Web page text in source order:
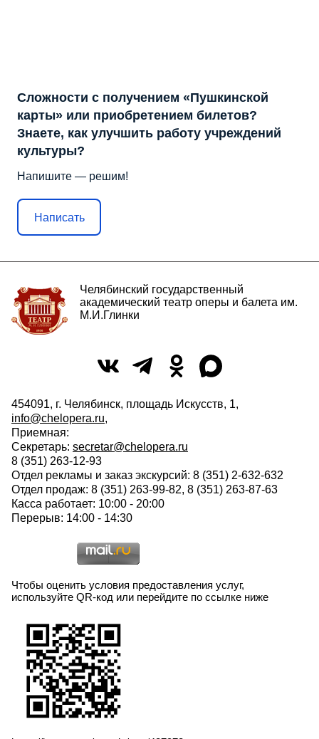
Сложности с получением «Пушкинской
карты» или приобретением билетов?
Знаете, как улучшить работу учреждений
культуры?
Напишите — решим!
Написать
Челябинский государственный
академический театр оперы и балета им.
М.И.Глинки
454091, г. Челябинск, площадь Искусств, 1,
info@chelopera.ru,
Приемная:
Секретарь: secretar@chelopera.ru
8 (351) 263-12-93
Отдел рекламы и заказ экскурсий: 8 (351) 2-632-632
Отдел продаж: 8 (351) 263-99-82, 8 (351) 263-87-63
Касса работает: 10:00 - 20:00
Перерыв: 14:00 - 14:30
Чтобы оценить условия предоставления услуг,
используйте QR-код или перейдите по ссылке ниже